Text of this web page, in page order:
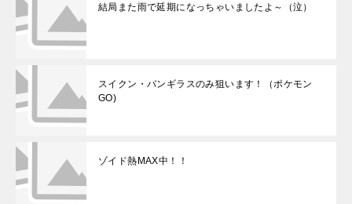
結局また雨で延期になっちゃいましたよ～（泣）
スイクン・バンギラスのみ狙います！（ポケモン
GO)
ゾイド熱MAX中！！